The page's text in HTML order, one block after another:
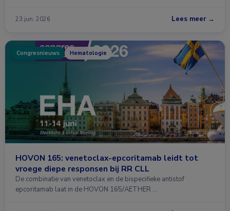
23 jun. 2026 Lees meer →
Congresnieuws Hematologie
HOVON 165: venetoclax-epcoritamab leidt tot
vroege diepe responsen bij RR CLL
De combinatie van venetoclax en de bispecifieke antistof
epcoritamab laat in de HOVON 165/AETHER …